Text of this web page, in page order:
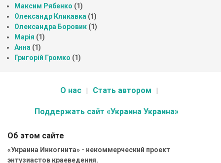
Максим Рябенко (1)
Олександр Кликавка (1)
Олександра Боровик (1)
Марія (1)
Анна (1)
Григорій Громко (1)
О нас Стать автором
Поддержать сайт «Украина Украина»
Об этом сайте
«Украина Инкогнита» - некоммерческий проект
энтузиастов краеведения.